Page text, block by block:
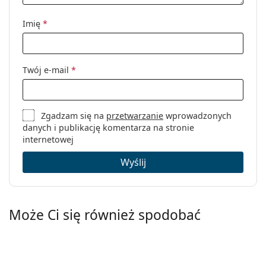
Imię *
Twój e-mail *
Zgadzam się na przetwarzanie wprowadzonych
danych i publikację komentarza na stronie
internetowej
Wyślij
Może Ci się również spodobać